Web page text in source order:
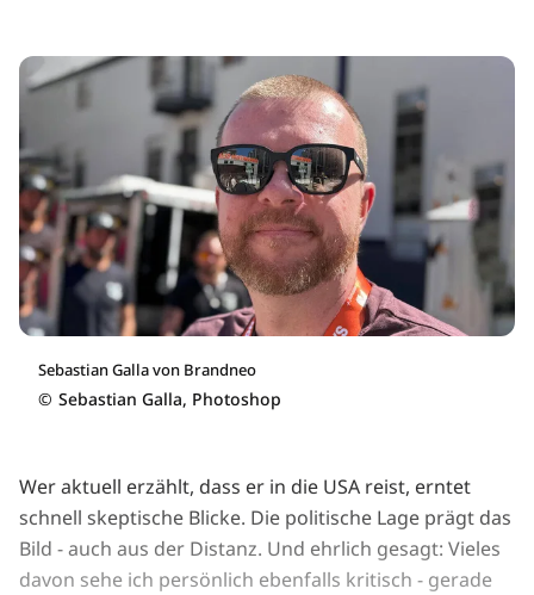
Sebastian Galla von Brandneo
© Sebastian Galla, Photoshop
Wer aktuell erzählt, dass er in die USA reist, erntet
schnell skeptische Blicke. Die politische Lage prägt das
Bild - auch aus der Distanz. Und ehrlich gesagt: Vieles
davon sehe ich persönlich ebenfalls kritisch - gerade